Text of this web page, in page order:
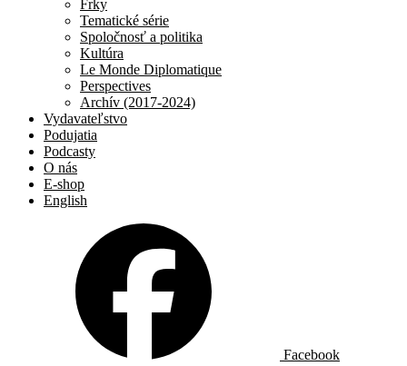
Frky
Tematické série
Spoločnosť a politika
Kultúra
Le Monde Diplomatique
Perspectives
Archív (2017-2024)
Vydavateľstvo
Podujatia
Podcasty
O nás
E-shop
English
Facebook